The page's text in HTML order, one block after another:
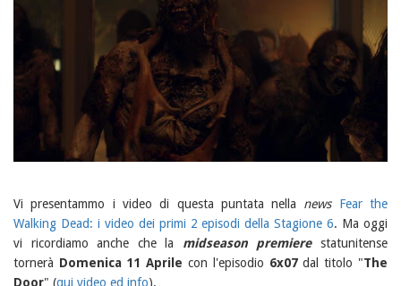
Vi presentammo i video di questa puntata nella news Fear the
Walking Dead: i video dei primi 2 episodi della Stagione 6. Ma oggi
vi ricordiamo anche che la midseason premierestatunitense
tornerà Domenica 11 Aprile con l'episodio 6x07dal titolo "The
Door" (qui video ed info).